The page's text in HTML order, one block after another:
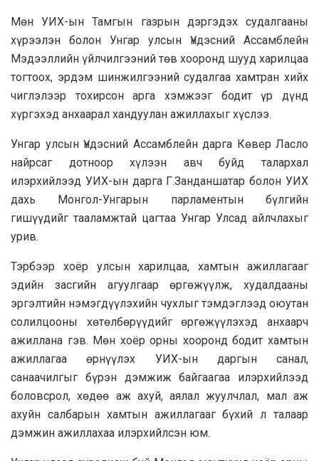
Мөн УИХ-ын Тамгын газрын дэргэдэх судалгааны
хүрээлэн болон Унгар улсын Үндэсний Ассамблейн
Мэдээллийн үйлчилгээний төв хооронд шууд харилцаа
тогтоох, эрдэм шинжилгээний судалгаа хамтран хийх
чиглэлээр тохирсон арга хэмжээг бодит үр дүнд
хүргэхэд анхаарал хандуулан ажиллахыг хүслээ.
Унгар улсын Үндэсний Ассамблейн дарга Көвер Ласло
найрсаг дотноор хүлээн авч буйд талархал
илэрхийлээд УИХ-ын дарга Г.Занданшатар болон УИХ
дахь Монгол-Унгарын парламентын бүлгийн
гишүүдийг тааламжтай цагтаа Унгар Улсад айлчлахыг
урив.
Тэрбээр хоёр улсын харилцаа, хамтын ажиллагааг
эдийн засгийн агуулгаар өргөжүүлж, худалдааны
эргэлтийн нэмэгдүүлэхийн чухлыг тэмдэглээд оюутан
солилцооны хөтөлбөрүүдийг өргөжүүлэхэд анхаарч
ажиллана гэв. Мөн хоёр орны хооронд бодит хамтын
ажиллагаа өрнүүлэх УИХ-ын даргын санал,
санаачилгыг бүрэн дэмжиж байгаагаа илэрхийлээд
боловсрол, хөдөө аж ахуй, аялал жуулчлал, мал аж
ахуйн салбарын хамтын ажиллагааг бүхий л талаар
дэмжин ажиллахаа илэрхийлсэн юм.